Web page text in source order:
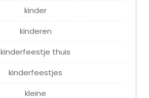
kinder
kinderen
kinderfeestje thuis
kinderfeestjes
kleine